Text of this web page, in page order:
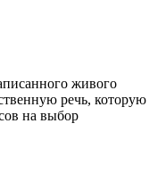
живого
речь, которую
на выбор